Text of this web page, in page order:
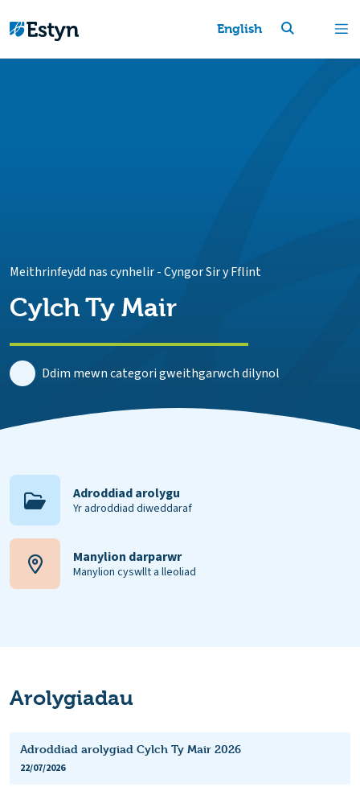
English
Meithrinfeydd nas cynhelir-Cyngor Sir y Fflint
Cylch Ty Mair
Ddim mewn categori gweithgarwch dilynol
Adroddiad arolygu
Yr adroddiad diweddaraf
Manylion darparwr
Manylion cyswllt a lleoliad
Arolygiadau
Adroddiad arolygiad Cylch Ty Mair 2026
22/07/2026